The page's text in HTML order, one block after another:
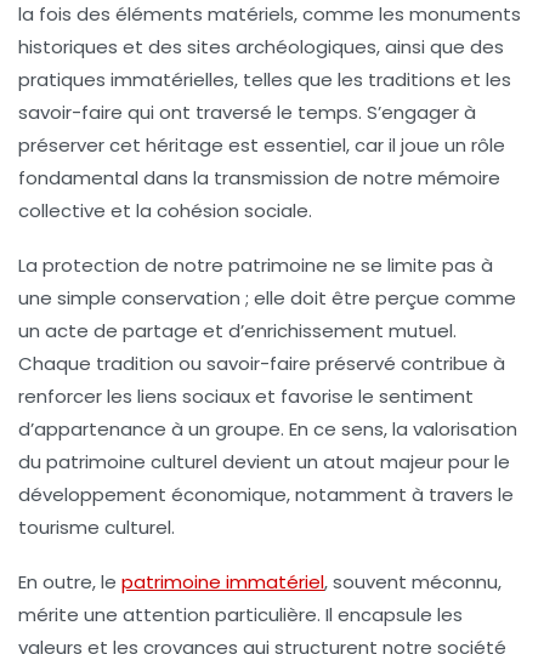
la fois des éléments matériels, comme les monuments
historiques et des sites archéologiques, ainsi que des
pratiques immatérielles, telles que les traditions et les
savoir-faire qui ont traversé le temps. S’engager à
préserver cet héritage est essentiel, car il joue un rôle
fondamental dans la transmission de notre mémoire
collective et la cohésion sociale.
La protection de notre patrimoine ne se limite pas à
une simple conservation ; elle doit être perçue comme
un acte de partage et d’enrichissement mutuel.
Chaque tradition ou savoir-faire préservé contribue à
renforcer les liens sociauxet favorise le sentiment
d’appartenance à un groupe. En ce sens, la valorisation
du patrimoine culturel devient un atout majeur pour le
développement économique, notamment à travers le
tourisme culturel.
En outre, le patrimoine immatériel, souvent méconnu,
mérite une attention particulière. Il encapsule les
valeurs et les croyances qui structurent notre société